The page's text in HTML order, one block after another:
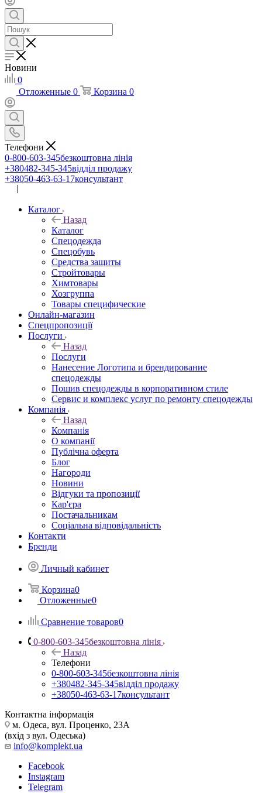
Новини
0
Отложенные 0 Корзина 0
Телефони
0-800-603-345безкоштовна лінія
+380482-345-345відділ продажу
+38050-463-63-17консультант
|
Каталог
Назад
Каталог
Спецодежда
Спецобувь
Средства защиты
Стройтовары
Химтовары
Хозгруппа
Товары специфические
Онлайн-магазин
Спецпропозиції
Послуги
Назад
Послуги
Нанесение Логотипа и брендирование
спецодежды
Пошив спецодежды в корпоративном стиле
Сервис и комплекс услуг по ремонту спецодежды
Компанія
Назад
Компанія
О компанії
Публічна оферта
Блог
Нагороди
Новини
Відгуки та пропозиції
Кар'єра
Постачальникам
Соціальна відповідальність
Контакти
Бренди
Личный кабинет
Корзина0
Отложенные0
Сравнение товаров0
0-800-603-345безкоштовна лінія
Назад
Телефони
0-800-603-345безкоштовна лінія
+380482-345-345відділ продажу
+38050-463-63-17консультант
Контактна інформація
м. Одеса, вул. Проценко, 23А
(вхід з вул. Одеська)
info@komplekt.ua
Facebook
Instagram
Telegram